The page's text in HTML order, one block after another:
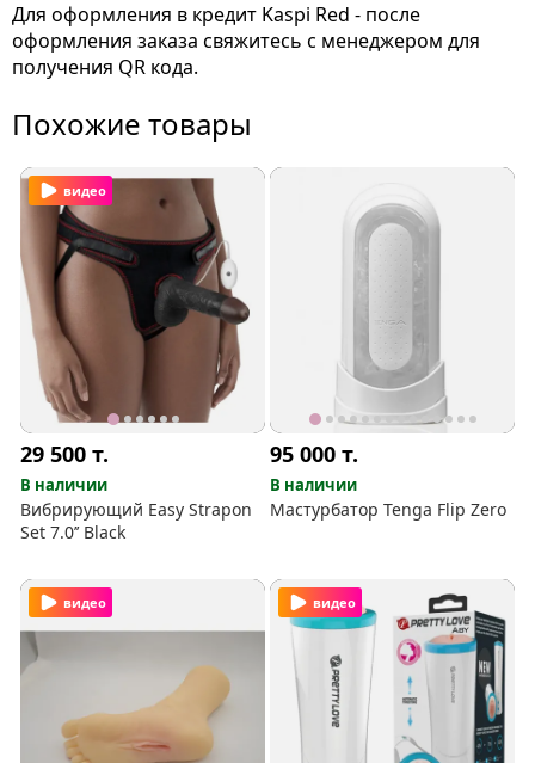
Для оформления в кредит Kaspi Red - после
оформления заказа свяжитесь с менеджером для
получения QR кода.
Похожие товары
видео
29 500т.
В наличии
Вибрирующий Easy Strapon
Set 7.0’’ Black
95 000т.
В наличии
Мастурбатор Tenga Flip Zero
видео видео